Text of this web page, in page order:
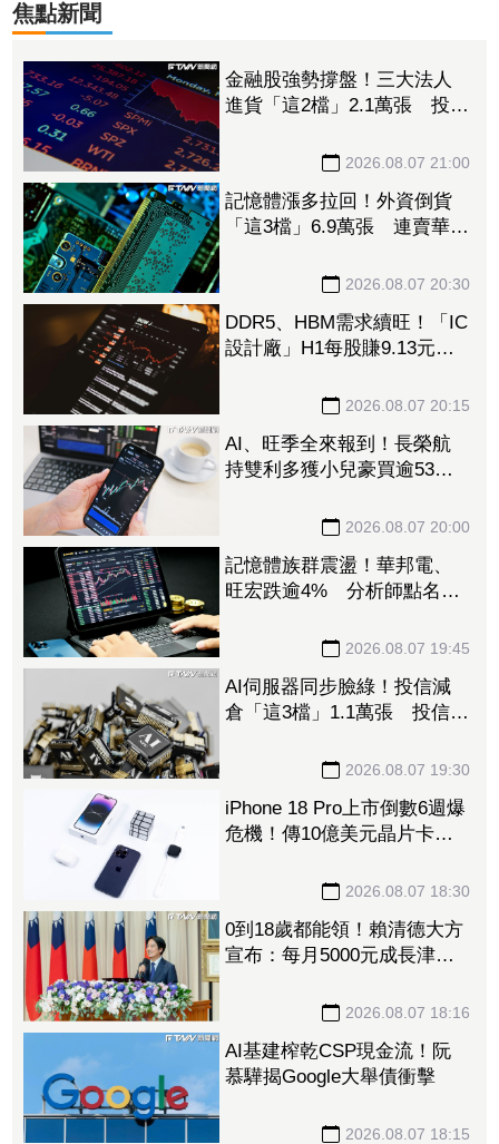
焦點新聞
金融股強勢撐盤！三大法人
進貨「這2檔」2.1萬張 投
2026.08.07 21:00
記憶體漲多拉回！外資倒貨
「這3檔」6.9萬張 連賣華邦
2026.08.07 20:30
DDR5、HBM需求續旺！「IC
設計廠」H1每股賺9.13元
2026.08.07 20:15
AI、旺季全來報到！長榮航
持雙利多獲小兒豪買逾53萬
收狂超去年全年也獲青睞
2026.08.07 20:00
記憶體族群震盪！華邦電、
旺宏跌逾4% 分析師點名
2026.08.07 19:45
AI伺服器同步臉綠！投信減
倉「這3檔」1.1萬張 投信連
2026.08.07 19:30
iPhone 18 Pro上市倒數6週爆
危機！傳10億美元晶片卡封
2026.08.07 18:30
0到18歲都能領！賴清德大方
宣布：每月5000元成長津
2026.08.07 18:16
AI基建榨乾CSP現金流！阮
慕驊揭Google大舉債衝擊
2026.08.07 18:15